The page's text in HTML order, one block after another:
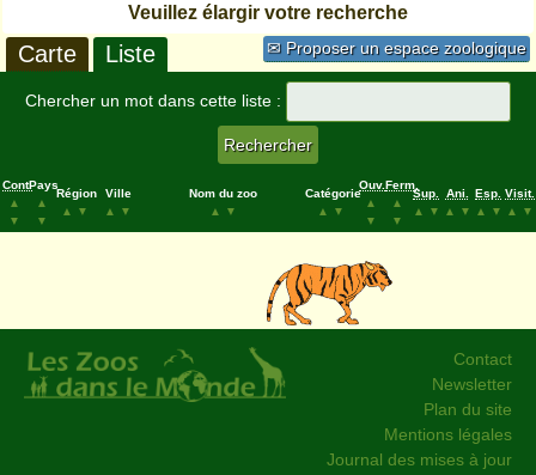
Veuillez élargir votre recherche
✉ Proposer un espace zoologique
Carte Liste
Chercher un mot dans cette liste :
Cont.
▲
▼
Pays
▲
▼
Région
▲
▼
Ville
▲
▼
Nom du zoo
▲
▼
Catégorie
▲
▼
Ouv.
▲
▼
Ferm.
▲
▼
Sup.
▲
▼
Ani.
▲
▼
Esp.
▲
▼
Visit.
▲
▼
Contact
Newsletter
Plan du site
Mentions légales
Journal des mises à jour